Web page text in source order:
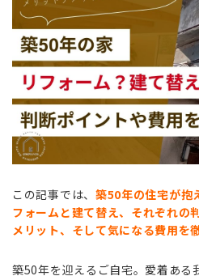
この記事では、 築50年の住宅が抱
フォームと建て替え、それぞれの
メリット、そして気になる費用を
築50年を迎えるご自宅。愛着ある